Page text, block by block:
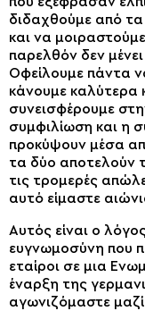
διδαχθούμε από
και να
παρελθόν δεν
Οφείλουμε πάντα
κάνουμε καλύτερα
συνεισφέρουμε
συμφιλίωση και η
προκύψουν μέσα
τα δύο αποτελούν
τις τρομερές
αυτό είμαστε
Αυτός είναι ο
ευγνωμοσύνη που
εταίροι σε μια
έναρξη της
αγωνιζόμαστε